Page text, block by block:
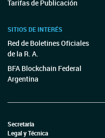
Tarifas de Publicación
SITIOS DE INTERÉS
Red de Boletines Oficiales
de la R. A.
BFA Blockchain Federal
Argentina
Secretaría
Legal y Técnica